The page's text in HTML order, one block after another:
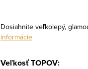
Dosiahnite veľkolepý,
informácie
Veľkosť TOPOV: